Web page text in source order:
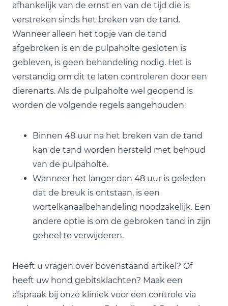
afhankelijk van de ernst en van de tijd die is
verstreken sinds het breken van de tand.
Wanneer alleen het topje van de tand
afgebroken is en de pulpaholte gesloten is
gebleven, is geen behandeling nodig. Het is
verstandig om dit te laten controleren door een
dierenarts. Als de pulpaholte wel geopend is
worden de volgende regels aangehouden:
Binnen 48 uur na het breken van de tand
kan de tand worden hersteld met behoud
van de pulpaholte.
Wanneer het langer dan 48 uur is geleden
dat de breuk is ontstaan, is een
wortelkanaalbehandeling noodzakelijk. Een
andere optie is om de gebroken tand in zijn
geheel te verwijderen.
Heeft u vragen over bovenstaand artikel? Of
heeft uw hond gebitsklachten? Maak een
afspraak bij onze kliniek voor een controle via